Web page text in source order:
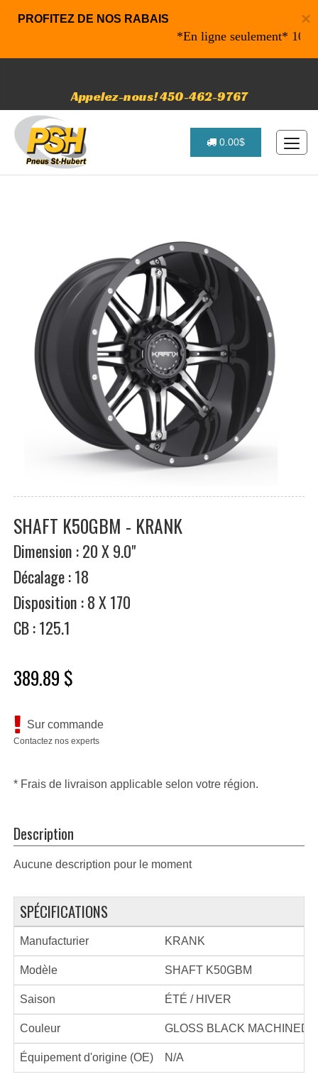
×
PROFITEZ DE NOS RABAIS
*En ligne seulement* 10%
Appelez-nous! 450-462-9767
0.00$
SHAFT K50GBM - KRANK
Dimension : 20 X 9.0"
Décalage : 18
Disposition : 8 X 170
CB : 125.1
389.89 $
Sur commande
Contactez nos experts
* Frais de livraison applicable selon votre région.
Description
Aucune description pour le moment
SPÉCIFICATIONS
Manufacturier KRANK
Modèle SHAFT K50GBM
Saison ÉTÉ / HIVER
Couleur GLOSS BLACK MACHINED
Équipement d'origine (OE) N/A